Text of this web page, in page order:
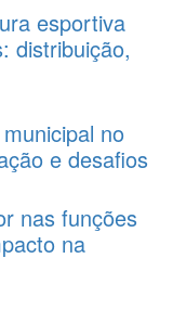
esportiva
distribuição,
no
e desafios
nas funções
na